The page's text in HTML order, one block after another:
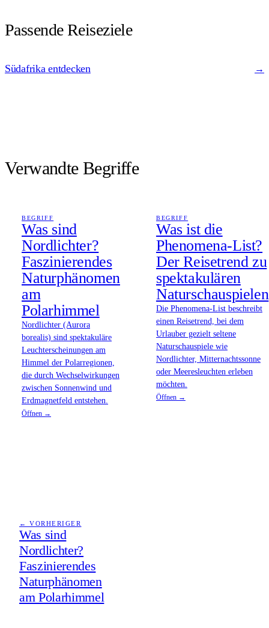
Passende Reiseziele
Südafrikaentdecken →
Verwandte Begriffe
BEGRIFF
Was sind
Nordlichter?
Faszinierendes
Naturphänomen
am
Polarhimmel
Nordlichter (Aurora
borealis) sind spektakuläre
Leuchterscheinungen am
Himmel der Polarregionen,
die durch Wechselwirkungen
zwischen Sonnenwind und
Erdmagnetfeld entstehen.
Öffnen →
BEGRIFF
Was ist die
Phenomena-List?
Der Reisetrend zu
spektakulären
Naturschauspielen
Die Phenomena-List beschreibt
einen Reisetrend, bei dem
Urlauber gezielt seltene
Naturschauspiele wie
Nordlichter, Mitternachtssonne
oder Meeresleuchten erleben
möchten.
Öffnen →
← VORHERIGER
Was sind
Nordlichter?
Faszinierendes
Naturphänomen
am Polarhimmel